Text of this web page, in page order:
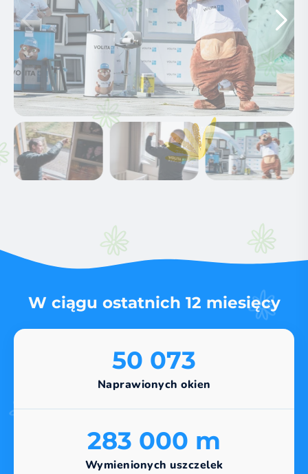
W ciągu ostatnich 12 miesięcy
50 073
Naprawionych okien
283 000 m
Wymienionych uszczelek